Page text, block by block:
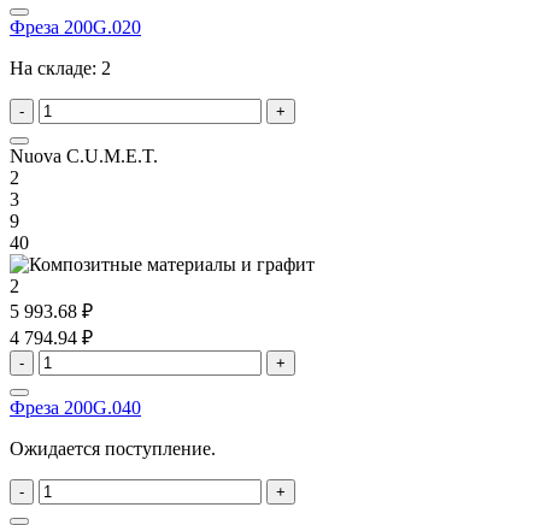
Фреза 200G.020
На складе: 2
- +
Nuova C.U.M.E.T.
2
3
9
40
2
5 993.68 ₽
4 794.94 ₽
- +
Фреза 200G.040
Ожидается поступление.
- +